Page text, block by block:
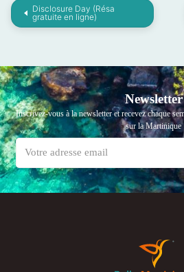
Disclosure Day (Résa
gratuite en ligne)
Newsletter
Inscrivez-vous à la newsletter et recevez chaque
sur la Martinique